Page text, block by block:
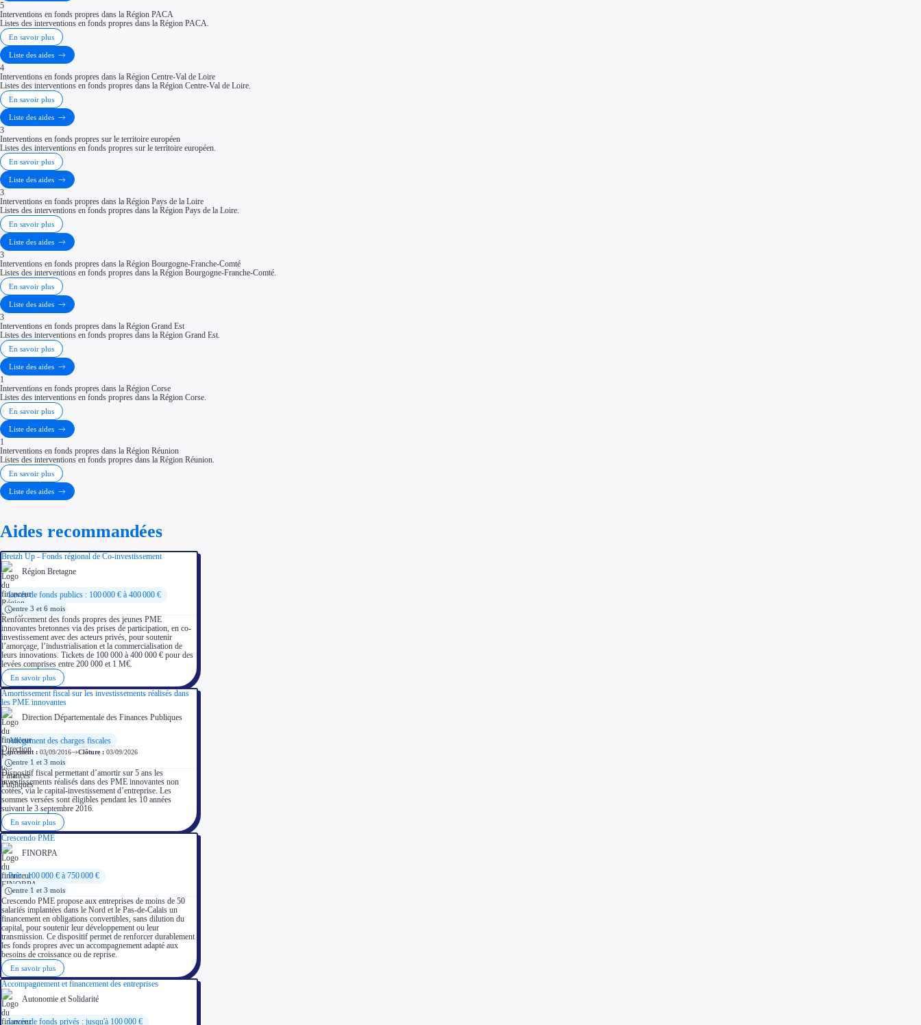
5
Interventions en fonds propres dans la Région PACA
Listes des interventions en fonds propres dans la Région PACA.
En savoir plus
Liste des aides
4
Interventions en fonds propres dans la Région Centre-Val de Loire
Listes des interventions en fonds propres dans la Région Centre-Val de Loire.
En savoir plus
Liste des aides
3
Interventions en fonds propres sur le territoire européen
Listes des interventions en fonds propres sur le territoire européen.
En savoir plus
Liste des aides
3
Interventions en fonds propres dans la Région Pays de la Loire
Listes des interventions en fonds propres dans la Région Pays de la Loire.
En savoir plus
Liste des aides
3
Interventions en fonds propres dans la Région Bourgogne-Franche-Comté
Listes des interventions en fonds propres dans la Région Bourgogne-Franche-Comté.
En savoir plus
Liste des aides
3
Interventions en fonds propres dans la Région Grand Est
Listes des interventions en fonds propres dans la Région Grand Est.
En savoir plus
Liste des aides
1
Interventions en fonds propres dans la Région Corse
Listes des interventions en fonds propres dans la Région Corse.
En savoir plus
Liste des aides
1
Interventions en fonds propres dans la Région Réunion
Listes des interventions en fonds propres dans la Région Réunion.
En savoir plus
Liste des aides
Aides recommandées
Breizh Up - Fonds régional de Co-investissement
Région Bretagne
Levée de fonds publics : 100 000 € à 400 000 €
entre 3 et 6 mois
Renforcement des fonds propres des jeunes PME
innovantes bretonnes via des prises de participation, en co-
investissement avec des acteurs privés, pour soutenir
l’amorçage, l’industrialisation et la commercialisation de
leurs innovations. Tickets de 100 000 à 400 000 € pour des
levées comprises entre 200 000 et 1 M€.
En savoir plus
Amortissement fiscal sur les investissements réalisés dans
les PME innovantes
Direction Départementale des Finances Publiques
Allègement des charges fiscales
Lancement : 03/09/2016 Clôture : 03/09/2026
entre 1 et 3 mois
Dispositif fiscal permettant d’amortir sur 5 ans les
investissements réalisés dans des PME innovantes non
cotées, via le capital-investissement d’entreprise. Les
sommes versées sont éligibles pendant les 10 années
suivant le 3 septembre 2016.
En savoir plus
Crescendo PME
FINORPA
Prêt : 100 000 € à 750 000 €
entre 1 et 3 mois
Crescendo PME propose aux entreprises de moins de 50
salariés implantées dans le Nord et le Pas-de-Calais un
financement en obligations convertibles, sans dilution du
capital, pour soutenir leur développement ou leur
transmission. Ce dispositif permet de renforcer durablement
les fonds propres avec un accompagnement adapté aux
besoins de croissance ou de reprise.
En savoir plus
Accompagnement et financement des entreprises
Autonomie et Solidarité
Levée de fonds privés : jusqu'à 100 000 €